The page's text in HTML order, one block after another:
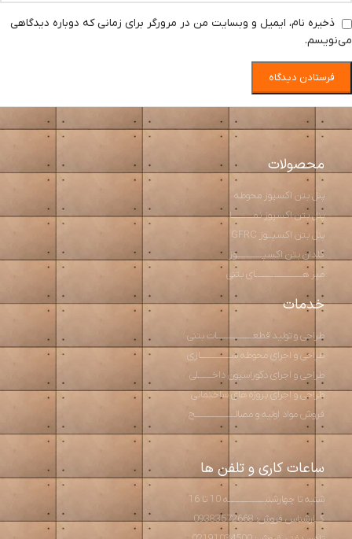
ذخیره نام، ایمیل و وبسایت من در مرورگر برای زمانی که دوباره دیدگاهی
می‌نویسم.
محصولات
پنل بتن اکسپوز محوطه
پنل بتن اکسپوز نمـــــــــا
پنل بتن اکسپــوز GFRC
گلدان بتن اکسپـــــــــــوز
میز هــــــــــــــــــــای بتنی
خدمات
طراحی و تولید قطعـــــــــــــــات بتنی
طراحی و اجرای محوطه ســـــــــــــازی
طراحی و اجرای دکوراسیون داخــــــلی
طراحی و اجرای پروژه های ساختمانی
فروش مواد اولیه و مصالـــــــــــــــــح
ساعات کاری و تلفن ها
شنبه تا چهارشنبـــــــــــــــه 10 تا 16
کــارشناس فروش: 09383572668